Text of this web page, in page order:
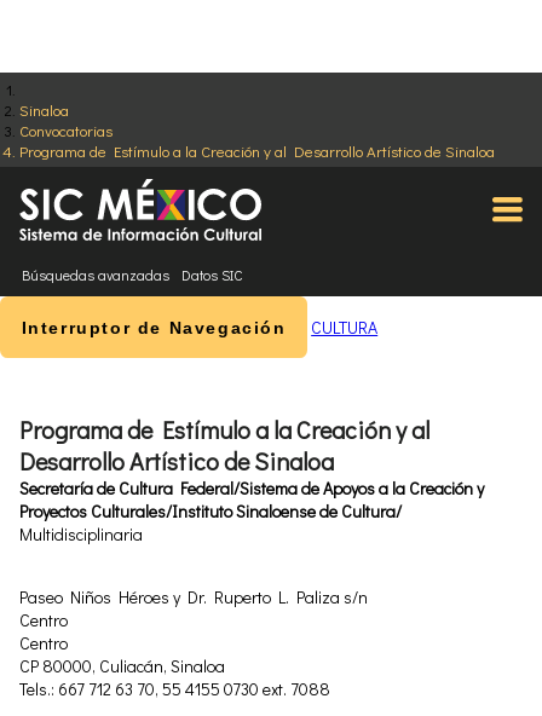
Sinaloa
Convocatorias
Programa de Estímulo a la Creación y al Desarrollo Artístico de Sinaloa
Búsquedas avanzadas Datos SIC
Interruptor de Navegación CULTURA
Programa de Estímulo a la Creación y al
Desarrollo Artístico de Sinaloa
Secretaría de Cultura Federal/Sistema de Apoyos a la Creación y
Proyectos Culturales/Instituto Sinaloense de Cultura/
Multidisciplinaria
Paseo Niños Héroes y Dr. Ruperto L. Paliza s/n
Centro
Centro
CP 80000, Culiacán, Sinaloa
Tels.: 667 712 63 70, 55 4155 0730 ext. 7088